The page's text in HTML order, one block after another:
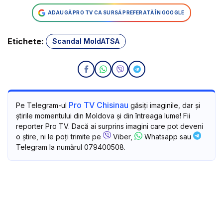
ADAUGĂ PRO TV CA SURSĂ PREFERATĂ ÎN GOOGLE
Etichete: Scandal MoldATSA
Pe Telegram-ul Pro TV Chisinau găsiți imaginile, dar și
știrile momentului din Moldova și din întreaga lume! Fii
reporter Pro TV. Dacă ai surprins imagini care pot deveni
o știre, ni le poți trimite pe
Viber,
Whatsapp sau
Telegram la numărul 079400508.